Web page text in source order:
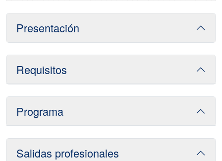
Presentación
Requisitos
Programa
Salidas profesionales